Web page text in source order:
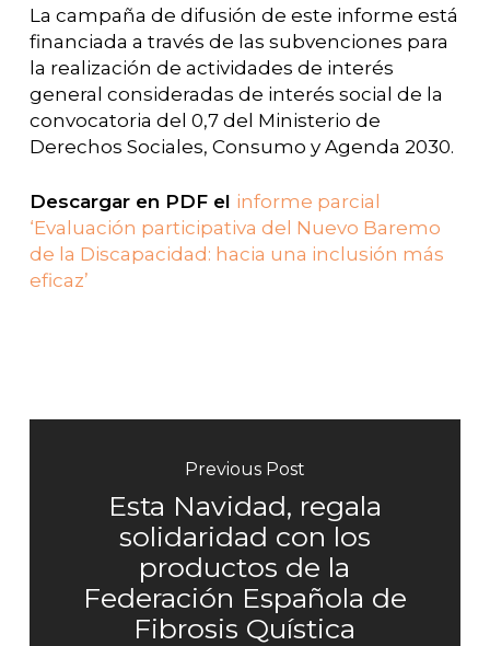
La campaña de difusión de este informe está
financiada a través de las subvenciones para
la realización de actividades de interés
general consideradas de interés social de la
convocatoria del 0,7 del Ministerio de
Derechos Sociales, Consumo y Agenda 2030.
Descargar en PDF el informe parcial
‘Evaluación participativa del Nuevo Baremo
de la Discapacidad: hacia una inclusión más
eficaz’
Previous Post
Esta Navidad, regala
solidaridad con los
productos de la
Federación Española de
Fibrosis Quística